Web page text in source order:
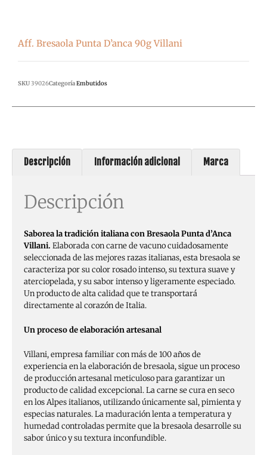
Aff. Bresaola Punta D’anca 90g Villani
SKU39026CategoríaEmbutidos
Descripción Información adicional Marca
Descripción
Saborea la tradición italiana con Bresaola Punta d’Anca
Villani. Elaborada con carne de vacuno cuidadosamente
seleccionada de las mejores razas italianas, esta bresaola se
caracteriza por su color rosado intenso, su textura suave y
aterciopelada, y su sabor intenso y ligeramente especiado.
Un producto de alta calidad que te transportará
directamente al corazón de Italia.
Un proceso de elaboración artesanal
Villani, empresa familiar con más de 100 años de
experiencia en la elaboración de bresaola, sigue un proceso
de producción artesanal meticuloso para garantizar un
producto de calidad excepcional. La carne se cura en seco
en los Alpes italianos, utilizando únicamente sal, pimienta y
especias naturales. La maduración lenta a temperatura y
humedad controladas permite que la bresaola desarrolle su
sabor único y su textura inconfundible.